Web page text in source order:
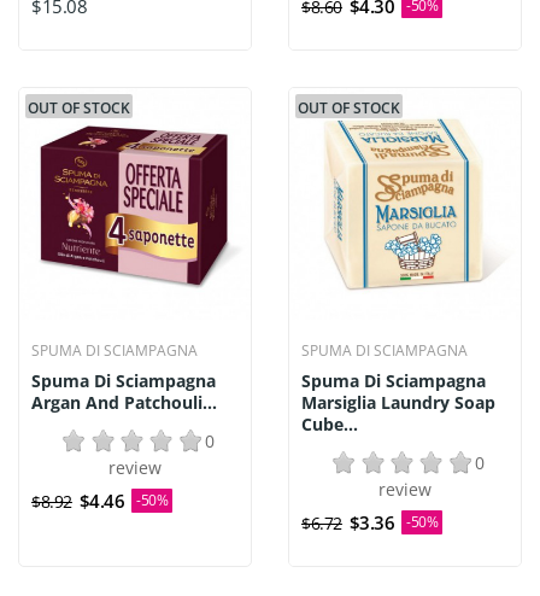
$15.08
$8.60 $4.30 -50%
OUT OF STOCK
SPUMA DI SCIAMPAGNA
Spuma Di Sciampagna
Argan And Patchouli...
0
review
$8.92 $4.46 -50%
OUT OF STOCK
SPUMA DI SCIAMPAGNA
Spuma Di Sciampagna
Marsiglia Laundry Soap
Cube...
0
review
$6.72 $3.36 -50%